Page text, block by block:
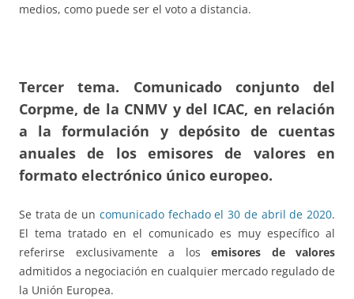
medios, como puede ser el voto a distancia.
Tercer tema. Comunicado conjunto del
Corpme, de la CNMV y del ICAC, en relación
a la formulación y depósito de cuentas
anuales de los emisores de valores en
formato electrónico único europeo.
Se trata de un comunicado fechado el 30 de abril de 2020.
El tema tratado en el comunicado es muy específico al
referirse exclusivamente a los emisores de valores
admitidos a negociación en cualquier mercado regulado de
la Unión Europea.